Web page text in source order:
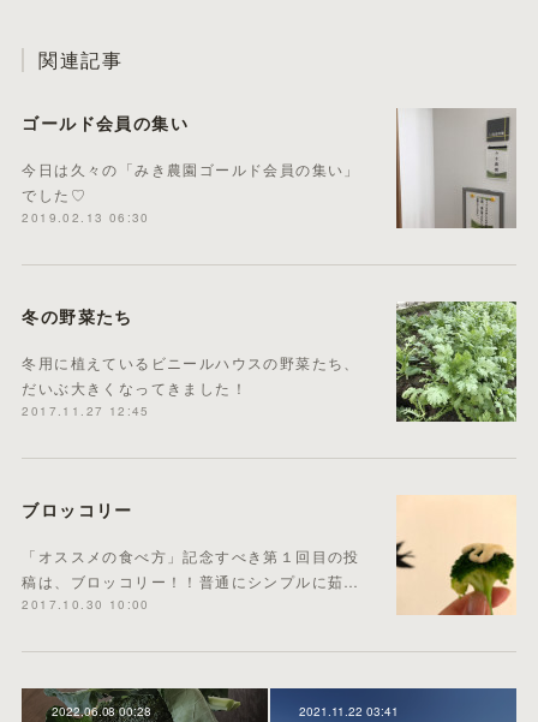
関連記事
ゴールド会員の集い
今日は久々の「みき農園ゴールド会員の集い」
でした♡
2019.02.13 06:30
冬の野菜たち
冬用に植えているビニールハウスの野菜たち、
だいぶ大きくなってきました！
2017.11.27 12:45
ブロッコリー
「オススメの食べ方」記念すべき第１回目の投
稿は、ブロッコリー！！普通にシンプルに茹…
2017.10.30 10:00
2022.06.08 00:28 2021.11.22 03:41